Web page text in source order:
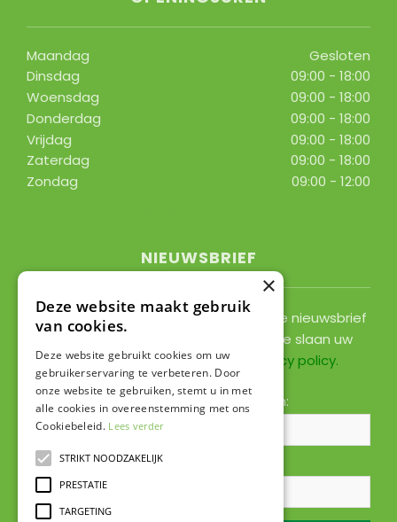
Maandag
Gesloten
Dinsdag
09:00 - 18:00
Woensdag
09:00 - 18:00
Donderdag
09:00 - 18:00
Vrijdag
09:00 - 18:00
Zaterdag
09:00 - 18:00
Zondag
09:00 - 12:00
NIEUWSBRIEF
Ontvang ongeveer 1x per 2 weken onze nieuwsbrief
met acties, nieuws & activiteiten! We slaan uw
gegevens op conform onze
privacy policy.
Voornaam: Achternaam:
E-mailadres:*
×
Deze website maakt gebruik
van cookies.
Deze website gebruikt cookies om uw
gebruikerservaring te verbeteren. Door
onze website te gebruiken, stemt u in met
alle cookies in overeenstemming met ons
Cookiebeleid. Lees verder
STRIKT NOODZAKELIJK
PRESTATIE
TARGETING